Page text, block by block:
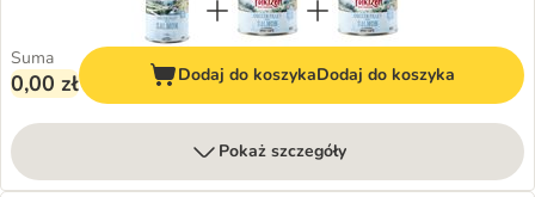
Suma
0,00 zł Dodaj do koszykaDodaj do koszyka
Pokaż szczegóły